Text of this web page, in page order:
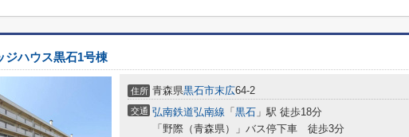
ジハウス黒石1号棟
住所 青森県黒石市末広64-2
交通 弘南鉄道弘南線 「 黒石 」駅 徒歩18分
「野際（青森県）」バス停下車 徒歩3分